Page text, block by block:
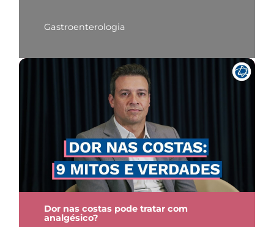
Gastroenterologia
Dor nas costas pode tratar com
analgésico?